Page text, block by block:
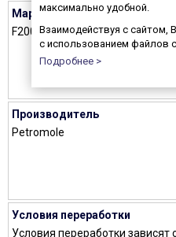
максимально удобной.
Взаимодействуя с сайтом,
с использованием файлов
Подробнее >
Марка
F200
Производитель
Petromole
Условия переработки
Условия переработки зависят